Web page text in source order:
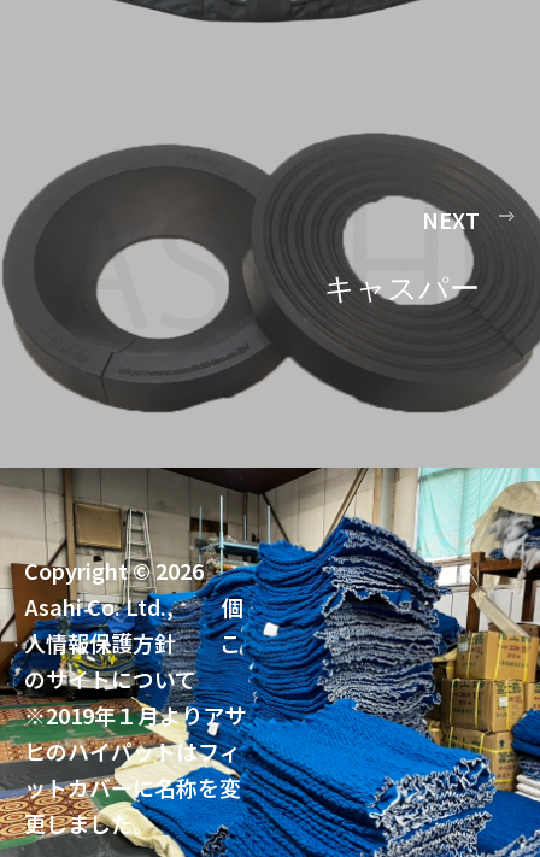
NEXT
キャスパー
Copyright © 2026
Asahi Co. Ltd.,個
人情報保護方針
こ
のサイトについて
※2019年１月よりアサ
ヒのハイパットはフィ
ットカバーに名称を変
更しました。